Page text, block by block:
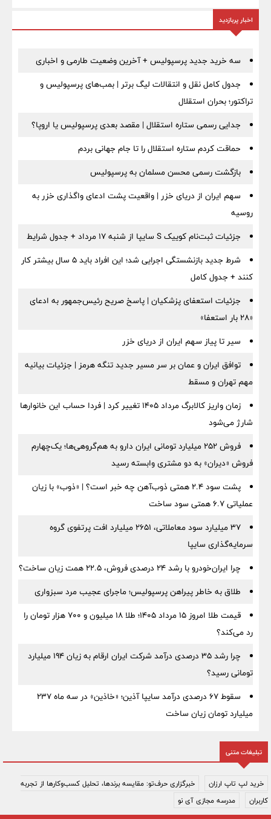
اخبار پربازدید
سه خرید جدید پرسپولیس + آخرین وضعیت طارمی و اخباری
جدول کامل نقل و انتقالات لیگ برتر | بمب‌های پرسپولیس و
تراکتور؛ بحران استقلال
جدایی رسمی ستاره استقلال | مقصد بعدی پرسپولیس یا اروپا؟
حماقت کردم ستاره استقلال را تا جام جهانی بردم
بازگشت رسمی محسن مسلمان به پرسپولیس
سهم ایران از دریای خزر | واقعیت پشت ادعای واگذاری خزر به
روسیه
جزئیات ثبت‌نام کوییک S سایپا از شنبه ۱۷ مرداد + جدول شرایط
شرط جدید بازنشستگی اجرایی شد؛ این افراد باید ۵ سال بیشتر کار
کنند + جدول کامل
جزئیات استعفای پزشکیان | پاسخ صریح رئیس‌جمهور به ادعای
«۲۸ بار استعفا»
سیر تا پیاز سهم ایران از دریای خزر
توافق ایران و عمان بر سر مسیر جدید تنگه هرمز | جزئیات بیانیه
مهم تهران و مسقط
زمان واریز کالابرگ مرداد ۱۴۰۵ تغییر کرد | فردا حساب این خانوارها
شارژ می‌شود
فروش ۲۵۲ میلیارد تومانی ایران دارو به هم‌گروهی‌ها؛ یک‌چهارم
فروش «دیران» به دو مشتری وابسته رسید
پشت سود ۲.۴ همتی ذوب‌آهن چه خبر است؟ | «ذوب» با زیان
عملیاتی ۶.۷ همتی سود ساخت
۳۷ میلیارد سود معاملاتی، ۲۶۵۱ میلیارد افت پرتفوی گروه
سرمایه‌گذاری سایپا
چرا ایران‌خودرو با رشد ۲۴ درصدی فروش، ۲۲.۵ همت زیان ساخت؟
طلاق به خاطر پیراهن پرسپولیس؛ ماجرای عجیب مرد سبزواری
قیمت طلا امروز ۱۵ مرداد ۱۴۰۵؛ طلا ۱۸ میلیون و ۷۰۰ هزار تومان را
رد می‌کند؟
چرا رشد ۳۵ درصدی درآمد شرکت ایران ارقام به زیان ۱۹۴ میلیارد
تومانی رسید؟
سقوط ۶۷ درصدی درآمد سایپا آذین؛ «خاذین» در سه ماه ۲۳۷
میلیارد تومان زیان ساخت
تبلیغات متنی
خرید لپ تاپ ارزان
خبرگزاری حرف‌تو: مقایسه برندها، تحلیل کسب‌وکارها از تجربه
کاربران
مدرسه مجازی آی نو